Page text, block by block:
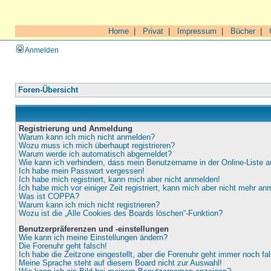
Home Privat Impressum Bücher|
Anmelden
Foren-Übersicht
Registrierung und Anmeldung
Warum kann ich mich nicht anmelden?
Wozu muss ich mich überhaupt registrieren?
Warum werde ich automatisch abgemeldet?
Wie kann ich verhindern, dass mein Benutzername in der Online-Liste
Ich habe mein Passwort vergessen!
Ich habe mich registriert, kann mich aber nicht anmelden!
Ich habe mich vor einiger Zeit registriert, kann mich aber nicht mehr
Was ist COPPA?
Warum kann ich mich nicht registrieren?
Wozu ist die „Alle Cookies des Boards löschen“-Funktion?
Benutzerpräferenzen und -einstellungen
Wie kann ich meine Einstellungen ändern?
Die Forenuhr geht falsch!
Ich habe die Zeitzone eingestellt, aber die Forenuhr geht immer noch
Meine Sprache steht auf diesem Board nicht zur Auswahl!